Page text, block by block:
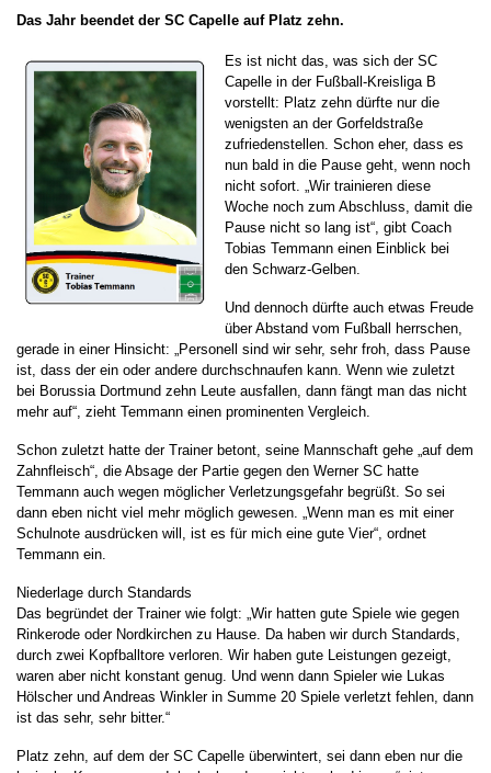
Das Jahr beendet der SC Capelle auf Platz zehn.
Es ist nicht das, was sich der SC
Capelle in der Fußball-Kreisliga B
vorstellt: Platz zehn dürfte nur die
wenigsten an der Gorfeldstraße
zufriedenstellen. Schon eher, dass es
nun bald in die Pause geht, wenn noch
nicht sofort. „Wir trainieren diese
Woche noch zum Abschluss, damit die
Pause nicht so lang ist“, gibt Coach
Tobias Temmann einen Einblick bei
den Schwarz-Gelben.
Und dennoch dürfte auch etwas Freude
über Abstand vom Fußball herrschen,
gerade in einer Hinsicht: „Personell sind wir sehr, sehr froh, dass Pause
ist, dass der ein oder andere durchschnaufen kann. Wenn wie zuletzt
bei Borussia Dortmund zehn Leute ausfallen, dann fängt man das nicht
mehr auf“, zieht Temmann einen prominenten Vergleich.
Schon zuletzt hatte der Trainer betont, seine Mannschaft gehe „auf dem
Zahnfleisch“, die Absage der Partie gegen den Werner SC hatte
Temmann auch wegen möglicher Verletzungsgefahr begrüßt. So sei
dann eben nicht viel mehr möglich gewesen. „Wenn man es mit einer
Schulnote ausdrücken will, ist es für mich eine gute Vier“, ordnet
Temmann ein.
Niederlage durch Standards
Das begründet der Trainer wie folgt: „Wir hatten gute Spiele wie gegen
Rinkerode oder Nordkirchen zu Hause. Da haben wir durch Standards,
durch zwei Kopfballtore verloren. Wir haben gute Leistungen gezeigt,
waren aber nicht konstant genug. Und wenn dann Spieler wie Lukas
Hölscher und Andreas Winkler in Summe 20 Spiele verletzt fehlen, dann
ist das sehr, sehr bitter.“
Platz zehn, auf dem der SC Capelle überwintert, sei dann eben nur die